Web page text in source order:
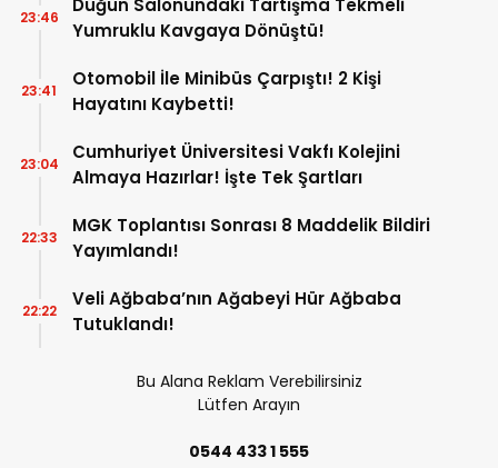
Düğün Salonundaki Tartışma Tekmeli
Yumruklu Kavgaya Dönüştü!
23:46
Otomobil İle Minibüs Çarpıştı! 2 Kişi
Hayatını Kaybetti!
23:41
Cumhuriyet Üniversitesi Vakfı Kolejini
Almaya Hazırlar! İşte Tek Şartları
23:04
MGK Toplantısı Sonrası 8 Maddelik Bildiri
Yayımlandı!
22:33
Veli Ağbaba’nın Ağabeyi Hür Ağbaba
Tutuklandı!
22:22
Bu Alana Reklam Verebilirsiniz
Lütfen Arayın
0544 433 1 555